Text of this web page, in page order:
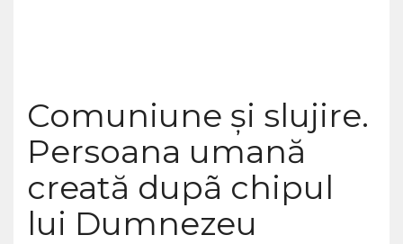
Comuniune şi slujire.
Persoana umană
creată dupã chipul
lui Dumnezeu